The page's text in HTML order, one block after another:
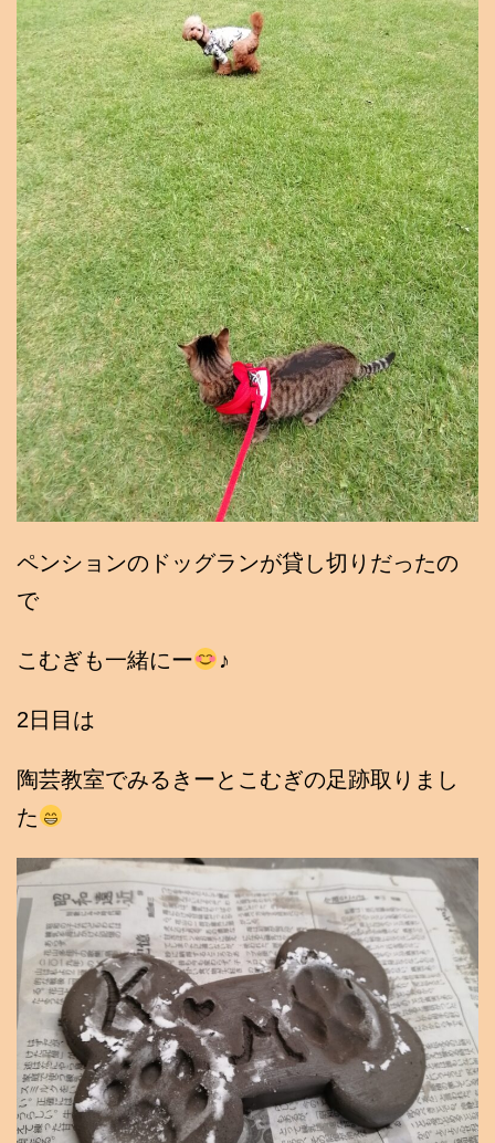
ペンションのドッグランが貸し切りだったの
で
こむぎも一緒にー ♪
2日目は
陶芸教室でみるきーとこむぎの足跡取りまし
た